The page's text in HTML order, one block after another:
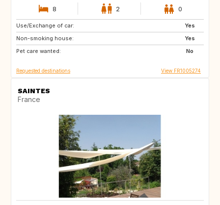
8 2 0
Use/Exchange of car:
Yes
Non-smoking house:
Yes
Pet care wanted:
No
DK
SI
ES
Requested destinations View FR1005274
SAINTES
France